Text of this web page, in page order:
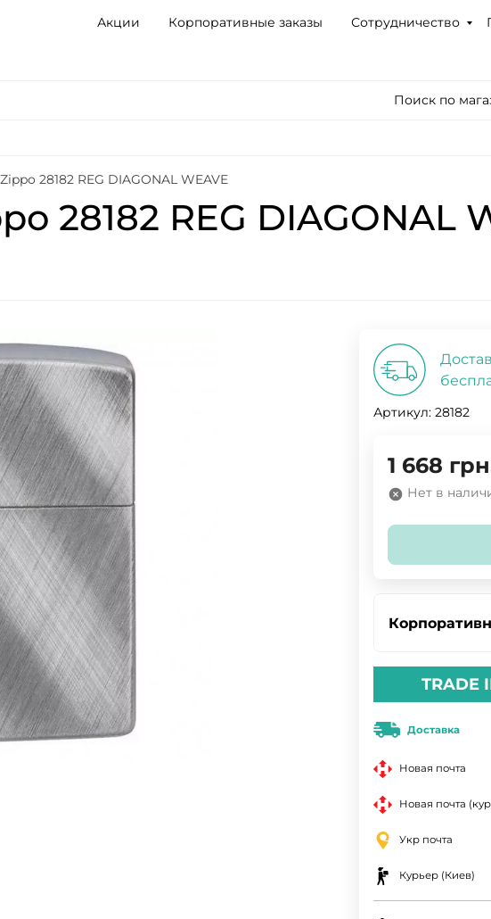
Акции Корпоративные заказы Сотрудничество
Поиск по
28182 REG DIAGONAL WEAVE
28182 REG DIAGONAL
Артикул: 28182
1 668
Нет в
TRADE
Доставка
Новая почта
Новая почта
Укр почта
Курьер (Киев)